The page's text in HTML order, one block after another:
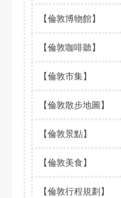
【倫敦博物館】
【倫敦咖啡聽】
【倫敦市集】
【倫敦散步地圖】
【倫敦景點】
【倫敦美食】
【倫敦行程規劃】